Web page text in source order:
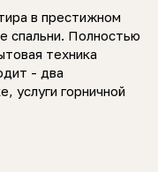
в престижном
спальни. Полностью
техника
- два
услуги горничной